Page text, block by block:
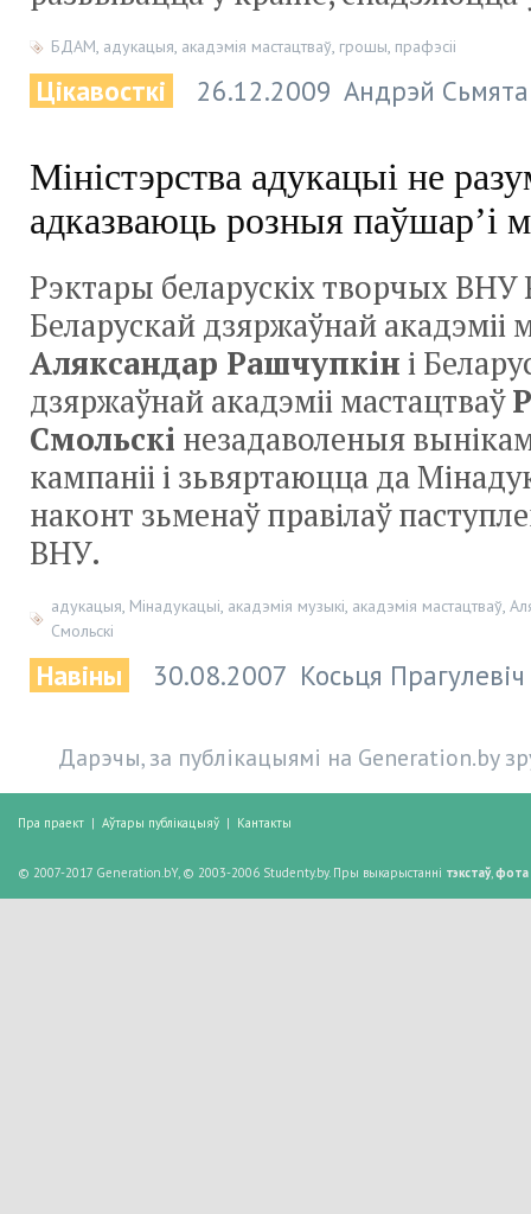
БДАМ адукацыя акадэмія мастацтваў грошы прафэсіі
Цікавосткі 26.12.2009 Андрэй
Міністэрства адукацыі не
адказваюць розныя паўшар’і
Рэктары беларускіх творчых ВНУ
Беларускай дзяржаўнай акадэміі
Аляксандар Рашчупкін і
дзяржаўнай акадэміі мастацтваў
Смольскі незадаволеныя
кампаніі і зьвяртаюцца да
наконт зьменаў правілаў
ВНУ.
адукацыя, Мінадукацыі, акадэмія музыкі, акадэмія мастацтваў,
Смольскі
Навіны 30.08.2007 Косьця Прагулевіч
Дарэчы, за публікацыямі на Generation.by
Пра праект | Аўтары публікацыяў | Кантакты
© 2007-2017 Generation.bY, © 2003-2006 Studenty.by. Пры выкарыстанні тэкстаў,фота